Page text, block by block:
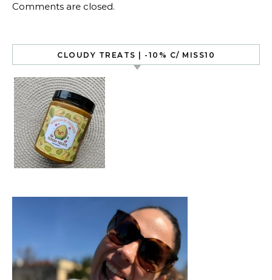
Comments are closed.
CLOUDY TREATS | -10% C/ MISS10